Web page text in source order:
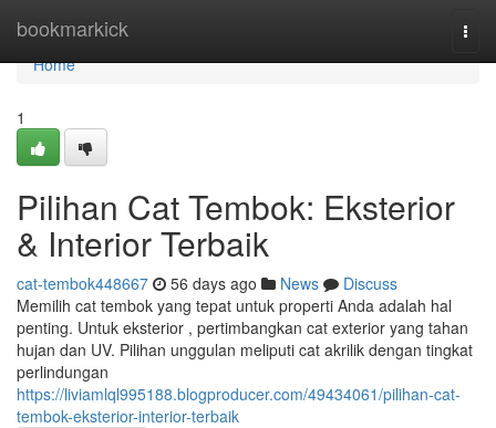
bookmarkick
Home
Home
1
Pilihan Cat Tembok: Eksterior
& Interior Terbaik
cat-tembok448667 56 days ago News
Discuss
Memilih cat tembok yang tepat untuk properti Anda adalah hal
penting. Untuk eksterior , pertimbangkan cat exterior yang tahan
hujan dan UV. Pilihan unggulan meliputi cat akrilik dengan tingkat
perlindungan
https://liviamlql995188.blogproducer.com/49434061/pilihan-cat-
tembok-eksterior-interior-terbaik